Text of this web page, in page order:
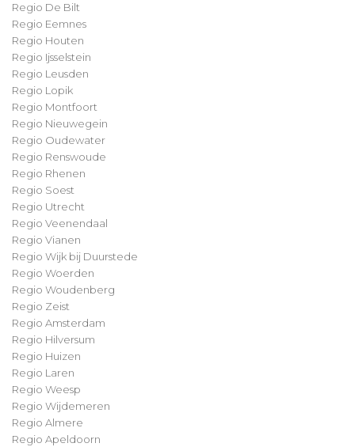
Regio De Bilt
Regio Eemnes
Regio Houten
Regio Ijsselstein
Regio Leusden
Regio Lopik
Regio Montfoort
Regio Nieuwegein
Regio Oudewater
Regio Renswoude
Regio Rhenen
Regio Soest
Regio Utrecht
Regio Veenendaal
Regio Vianen
Regio Wijk bij Duurstede
Regio Woerden
Regio Woudenberg
Regio Zeist
Regio Amsterdam
Regio Hilversum
Regio Huizen
Regio Laren
Regio Weesp
Regio Wijdemeren
Regio Almere
Regio Apeldoorn